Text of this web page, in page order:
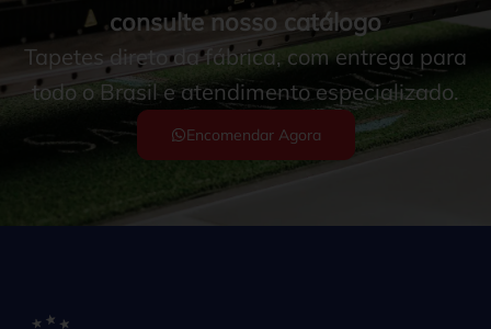
consulte nosso catálogo
Tapetes direto da fábrica, com entrega para
todo o Brasil e atendimento especializado.
Encomendar Agora